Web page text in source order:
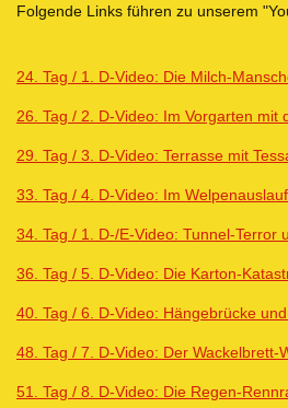
Folgende Links führen zu unserem
24. Tag / 1. D-Video: Die Milch-
26. Tag / 2. D-Video: Im Vorgarten mit
29. Tag / 3. D-Video: Terrasse mit
33. Tag / 4. D-Video: Im Welpenauslauf
34. Tag / 1. D-/E-Video: Tunnel-Terror
36. Tag / 5. D-Video: Die Karton-
40. Tag / 6. D-Video: Hängebrücke
48. Tag / 7. D-Video: Der Wackelbrett-
51. Tag / 8. D-Video: Die Regen-